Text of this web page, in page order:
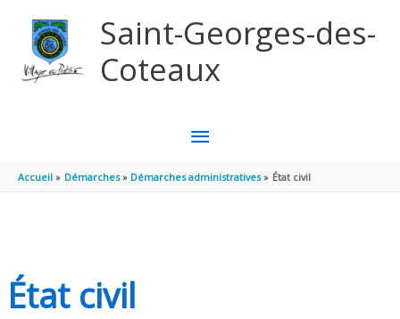
Saint-Georges-des-
Coteaux
MENU
PRINCIPAL
Accueil Démarches Démarches administratives État civil
État civil